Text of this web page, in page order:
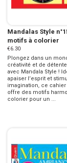
Mandalas Style
motifs à colorier
€6.30
Plongez dans un
créativité et de détente
avec Mandala Style !
apaiser l’esprit et
imagination, ce
offre des motifs
colorier pour un ...